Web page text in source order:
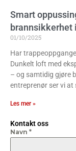
Smart
brannsikkerhet
01/10/2025
Har
Dunkelt loft med
– og samtidig gjøre
entreprenør ser vi
Les mer »
Kontakt oss
Navn *